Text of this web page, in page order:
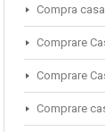
Compra
Comprare
Comprare
Comprare